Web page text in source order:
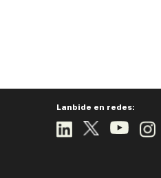
Lanbide en redes: